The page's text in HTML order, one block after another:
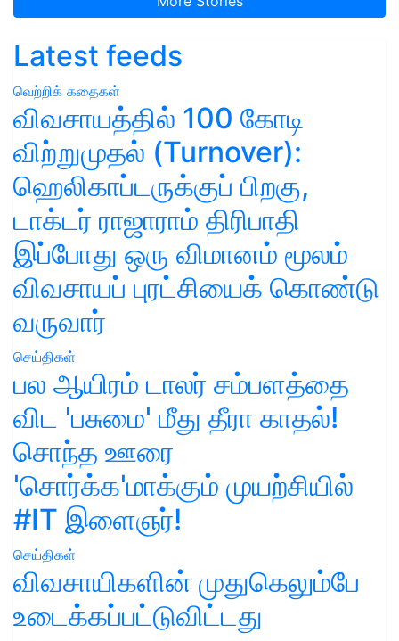
Latest feeds
வெற்றிக் கதைகள்
விவசாயத்தில் 100 கோடி
விற்றுமுதல் (Turnover):
ஹெலிகாப்டருக்குப் பிறகு,
டாக்டர் ராஜாராம் திரிபாதி
இப்போது ஒரு விமானம் மூலம்
விவசாயப் புரட்சியைக் கொண்டு
வருவார்
செய்திகள்
பல ஆயிரம் டாலர் சம்பளத்தை
விட 'பசுமை' மீது தீரா காதல்!
சொந்த ஊரை
'சொர்க்க'மாக்கும் முயற்சியில்
#IT இளைஞர்!
செய்திகள்
விவசாயிகளின் முதுகெலும்பே
உடைக்கப்பட்டுவிட்டது